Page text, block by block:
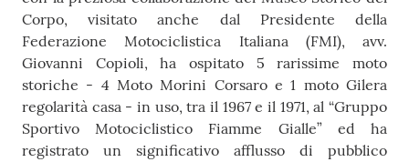
Corpo, visitato anche dal Presidente della
Federazione Motociclistica Italiana (FMI), avv.
Giovanni Copioli, ha ospitato 5 rarissime moto
storiche - 4 Moto Morini Corsaro e 1 moto Gilera
regolarità casa - in uso, tra il 1967 e il 1971, al “Gruppo
Sportivo Motociclistico Fiamme Gialle” ed ha
registrato un significativo afflusso di pubblico